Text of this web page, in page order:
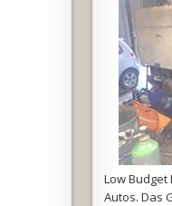
Low
Autos. Das